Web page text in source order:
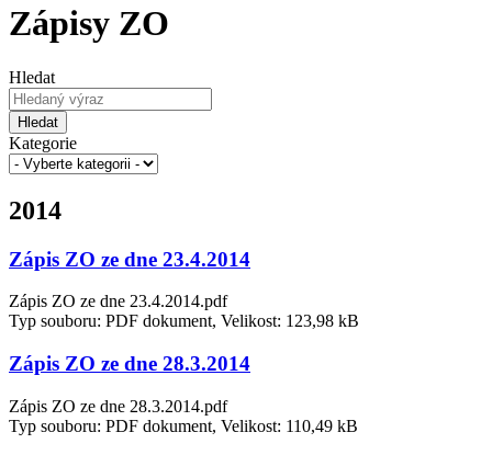
Zápisy ZO
Hledat
Hledat
Kategorie
2014
Zápis ZO ze dne 23.4.2014
Zápis ZO ze dne 23.4.2014.pdf
Typ souboru: PDF dokument, Velikost: 123,98 kB
Zápis ZO ze dne 28.3.2014
Zápis ZO ze dne 28.3.2014.pdf
Typ souboru: PDF dokument, Velikost: 110,49 kB